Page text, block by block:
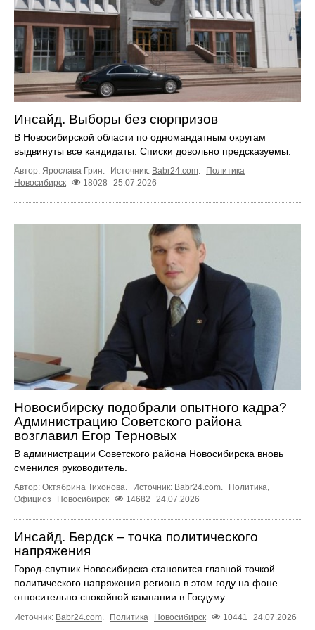
Инсайд. Выборы без сюрпризов
В Новосибирской области по одномандатным округам
выдвинуты все кандидаты. Списки довольно предсказуемы.
Автор: Ярослава Грин. Источник: Babr24.com
Политика
Новосибирск
18028 25.07.2026
Новосибирску подобрали опытного кадра?
Администрацию Советского района
возглавил Егор Терновых
В администрации Советского района Новосибирска вновь
сменился руководитель.
Автор: Октябрина Тихонова. Источник: Babr24.com. Политика,
Официоз
Новосибирск 14682 24.07.2026
Инсайд. Бердск – точка политического
напряжения
Город-спутник Новосибирска становится главной точкой
политического напряжения региона в этом году на фоне
относительно спокойной кампании в Госдуму ...
Источник: Babr24.com. Политика Новосибирск 10441 24.07.2026